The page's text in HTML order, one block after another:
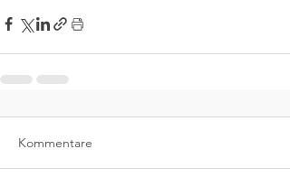
Kommentare